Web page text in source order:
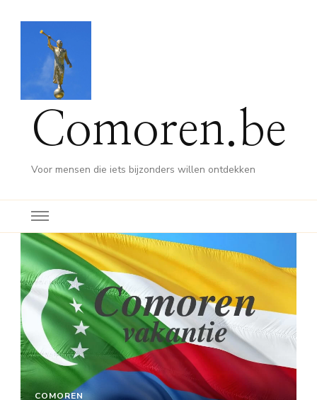
Comoren.be
Voor mensen die iets bijzonders willen ontdekken
COMOREN